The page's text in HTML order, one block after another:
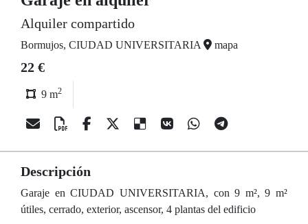
Alquiler compartido
Bormujos, CIUDAD UNIVERSITARIA mapa
22 €
9 m2
Descripción
Garaje en CIUDAD UNIVERSITARIA, con 9 m², 9 m²
útiles, cerrado, exterior, ascensor, 4 plantas del edificio